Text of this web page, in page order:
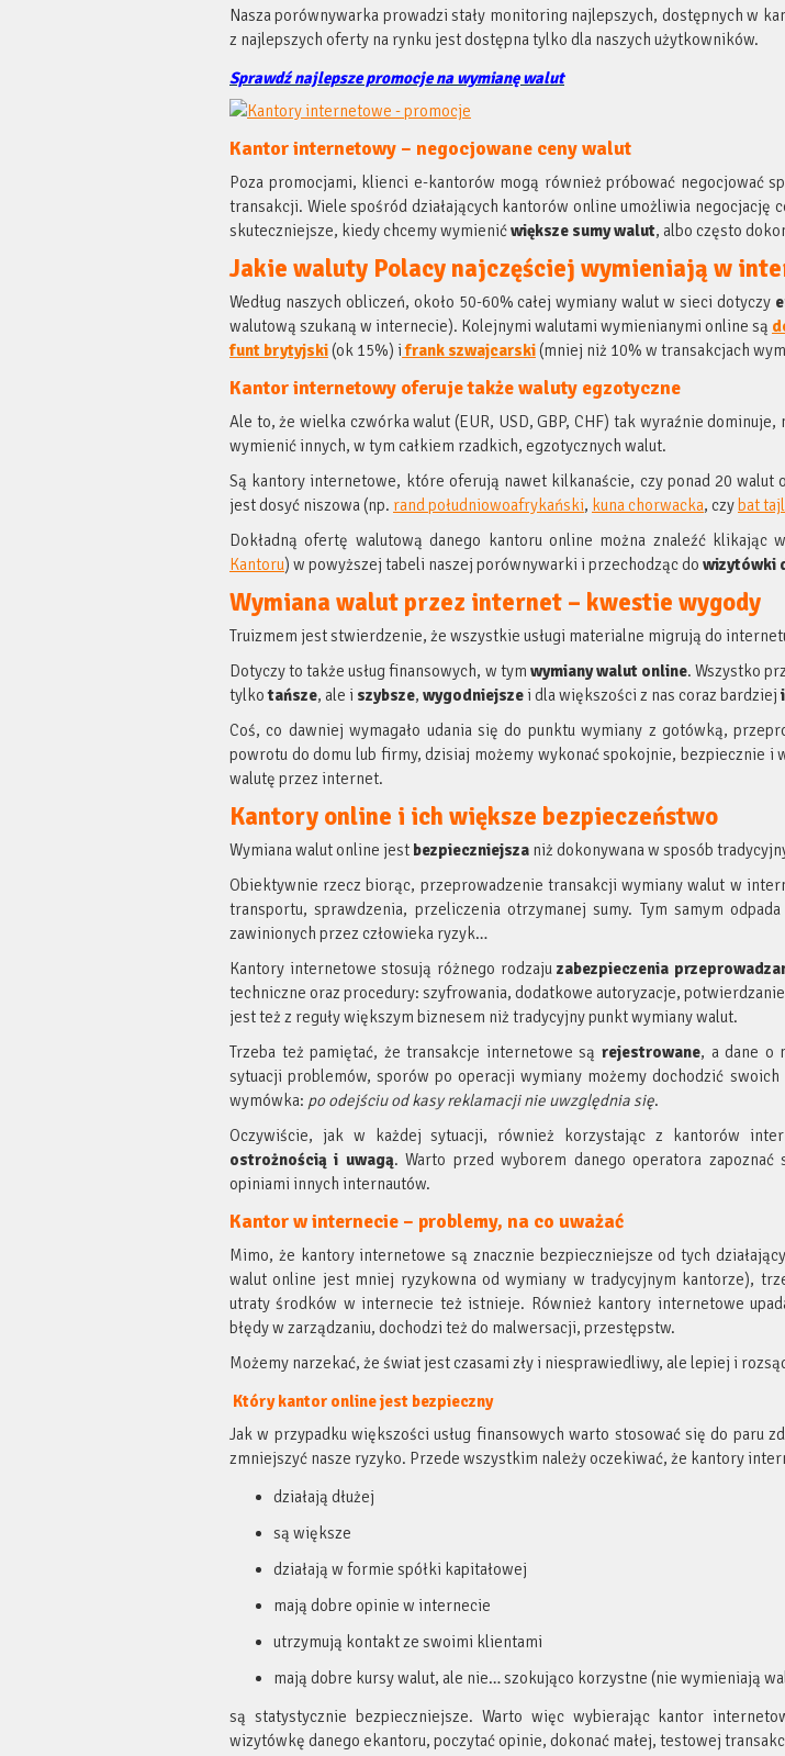
Nasza porównywarka prowadzi stały monitoring najlepszych, dostępnych w
z najlepszych oferty na rynku jest dostępna tylko dla naszych użytkowników.
Sprawdź najlepsze promocje na wymianę walut
Kantor internetowy – negocjowane ceny walut
Poza promocjami, klienci e-kantorów mogą również próbować negocjować
transakcji. Wiele spośród działających kantorów online umożliwia negocjację
skuteczniejsze, kiedy chcemy wymienićwiększe sumy walut, albo często
Jakie waluty Polacy najczęściej wymieniają w
Według naszych obliczeń, około 50-60% całej wymiany walut w sieci dotyczy
walutową szukaną w internecie). Kolejnymi walutami wymienianymi online są
funt brytyjski(ok 15%) ifrank szwajcarski(mniej niż 10% w transakcjach
Kantor internetowy oferuje także waluty egzotyczne
Ale to, że wielka czwórka walut (EUR, USD, GBP, CHF) tak wyraźnie
wymienić innych, w tym całkiem rzadkich, egzotycznych walut.
Są kantory internetowe, które oferują nawet kilkanaście, czy ponad 20 walut
jest dosyć niszowa (np. rand południowoafrykański, kuna chorwacka, czy bat
Dokładną ofertę walutową danego kantoru online można znaleźć klikając
Kantoru) w powyższej tabeli naszej porównywarki i przechodząc do wizytówki
Wymiana walut przez internet – kwestie wygody
Truizmem jest stwierdzenie, że wszystkie usługi materialne migrują do
Dotyczy to także usług finansowych, w tym wymiany walut online. Wszystko
tylkotańsze, ale i szybsze, wygodniejsze i dla większości z nas coraz bardziej
Coś, co dawniej wymagało udania się do punktu wymiany z gotówką,
powrotu do domu lub firmy, dzisiaj możemy wykonać spokojnie, bezpiecznie i
walutę przez internet.
Kantory online i ich większe bezpieczeństwo
Wymiana walut online jest bezpieczniejsza niż dokonywana w sposób
Obiektywnie rzecz biorąc, przeprowadzenie transakcji wymiany walut w
transportu, sprawdzenia, przeliczenia otrzymanej sumy. Tym samym
zawinionych przez człowieka ryzyk…
Kantory internetowe stosują różnego rodzajuzabezpieczenia
techniczne oraz procedury: szyfrowania, dodatkowe autoryzacje,
jest też z reguły większym biznesem niż tradycyjny punkt wymiany walut.
Trzeba też pamiętać, że transakcje internetowe są rejestrowane, a dane o
sytuacji problemów, sporów po operacji wymiany możemy dochodzić
wymówka: po odejściu od kasy reklamacji nie uwzględnia się.
Oczywiście, jak w każdej sytuacji, również korzystając z kantorów
ostrożnością i uwagą. Warto przed wyborem danego operatora
opiniami innych internautów.
Kantor w internecie – problemy, na co uważać
Mimo, że kantory internetowe są znacznie bezpieczniejsze od tych
walut online jest mniej ryzykowna od wymiany w tradycyjnym kantorze),
utraty środków w internecie też istnieje. Również kantory internetowe
błędy w zarządzaniu, dochodzi też do malwersacji, przestępstw.
Możemy narzekać, że świat jest czasami zły i niesprawiedliwy, ale lepiej i
Który kantor online jest bezpieczny
Jak w przypadku większości usług finansowych warto stosować się do paru
zmniejszyć nasze ryzyko. Przede wszystkim należy oczekiwać, że kantory
działają dłużej
są większe
działają w formie spółki kapitałowej
mają dobre opinie w internecie
utrzymują kontakt ze swoimi klientami
mają dobre kursy walut, ale nie… szokująco korzystne (nie wymieniają
są statystycznie bezpieczniejsze. Warto więc wybierając kantor
wizytówkę danego ekantoru, poczytać opinie, dokonać małej, testowej